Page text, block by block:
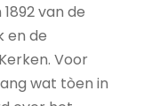
van de
en de
Voor
wat tòen in